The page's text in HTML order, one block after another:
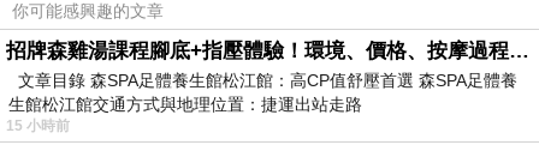
你可能感興趣的文章
招牌森雞湯課程腳底+指壓體驗！環境、價格、按摩過程全紀錄，森SPA足體養生館松江館最新價格表
文章目錄 森SPA足體養生館松江館：高CP值舒壓首選 森SPA足體養
生館松江館交通方式與地理位置：捷運出站走路
15 小時前